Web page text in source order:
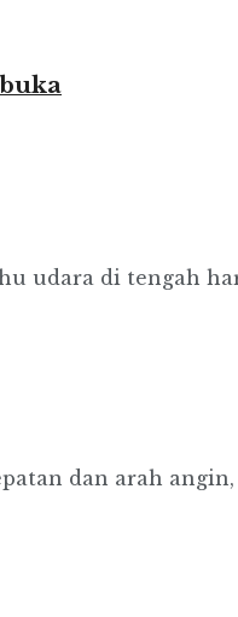
di tengah
dan arah